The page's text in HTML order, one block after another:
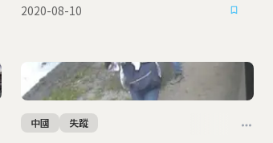
2020-08-10
中國 失蹤